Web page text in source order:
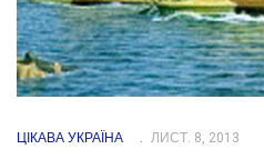
ЦІКАВА УКРАЇНА ЛИСТ. 8, 2013